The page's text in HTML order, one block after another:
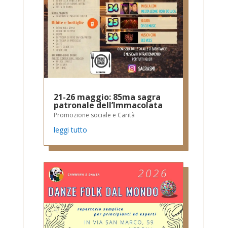
21-26 maggio: 85ma sagra
patronale dell’Immacolata
Promozione sociale e Carità
leggi tutto